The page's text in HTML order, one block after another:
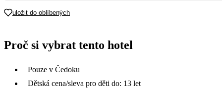
uložit do oblíbených
Proč si vybrat tento hotel
Pouze v Čedoku
Dětská cena/sleva pro děti do: 13 let